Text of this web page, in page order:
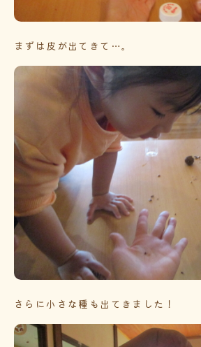
まずは皮が出てきて…。
さらに小さな種も出てきました！